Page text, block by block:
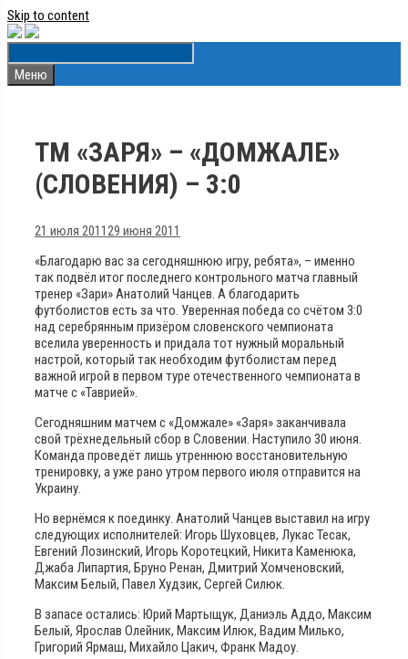
Skip to content
Меню
ТМ «ЗАРЯ» – «ДОМЖАЛЕ»
(СЛОВЕНИЯ) – 3:0
21 июля 201129 июня 2011
«Благодарю вас за сегодняшнюю игру, ребята», – именно
так подвёл итог последнего контрольного матча главный
тренер «Зари» Анатолий Чанцев. А благодарить
футболистов есть за что. Уверенная победа со счётом 3:0
над серебрянным призёром словенского чемпионата
вселила уверенность и придала тот нужный моральный
настрой, который так необходим футболистам перед
важной игрой в первом туре отечественного чемпионата в
матче с «Таврией».
Сегодняшним матчем с «Домжале» «Заря» заканчивала
свой трёхнедельный сбор в Словении. Наступило 30 июня.
Команда проведёт лишь утреннюю восстановительную
тренировку, а уже рано утром первого июля отправится на
Украину.
Но вернёмся к поединку. Анатолий Чанцев выставил на игру
следующих исполнителей: Игорь Шуховцев, Лукас Тесак,
Евгений Лозинский, Игорь Коротецкий, Никита Каменюка,
Джаба Липартия, Бруно Ренан, Дмитрий Хомченовский,
Максим Белый, Павел Худзик, Сергей Силюк.
В запасе остались: Юрий Мартыщук, Даниэль Аддо, Максим
Белый, Ярослав Олейник, Максим Илюк, Вадим Милько,
Григорий Ярмаш, Михайло Цакич, Франк Мадоу.